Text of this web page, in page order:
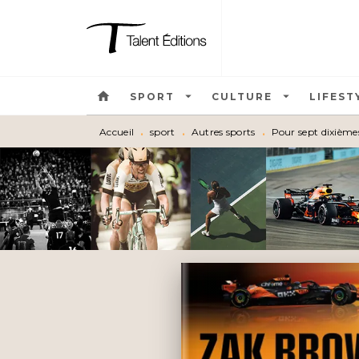
MENU
home SPORT arrow_drop_down CULTURE arrow_drop_down
Accueil • sport • Autres sports • Pour sept